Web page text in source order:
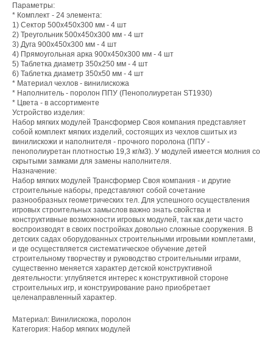
Параметры:
* Комплект - 24 элемента:
1) Сектор 500х450х300 мм - 4 шт
2) Треугольник 500х450х300 мм - 4 шт
3) Дуга 900х450х300 мм - 4 шт
4) Прямоугольная арка 900х450х300 мм - 4 шт
5) Таблетка диаметр 350х250 мм - 4 шт
6) Таблетка диаметр 350х50 мм - 4 шт
* Материал чехлов - винилискожа
* Наполнитель - поролон ППУ (Пенополиуретан ST1930)
* Цвета - в ассортименте
Устройство изделия:
Набор мягких модулей Трансформер Своя компания представляет
собой комплект мягких изделий, состоящих из чехлов сшитых из
винилискожи и наполнителя - прочного поролона (ППУ -
пенополиуретан плотностью 19,3 кг/м3). У модулей имеется молния со
скрытыми замками для замены наполнителя.
Назначение:
Набор мягких модулей Трансформер Своя компания - и другие
строительные наборы, представляют собой сочетание
разнообразных геометрических тел. Для успешного осуществления
игровых строительных замыслов важно знать свойства и
конструктивные возможности игровых модулей, так как дети часто
воспроизводят в своих постройках довольно сложные сооружения. В
детских садах оборудованных строительными игровыми комплетами,
и где осуществляется систематическое обучение детей
строительному творчеству и руководство строительными играми,
существенно меняется характер детской конструктивной
деятельности: углубляется интерес к конструктивной стороне
строительных игр, и конструирование рано приобретает
целенаправленный характер.
Материал: Винилискожа, поролон
Категория: Набор мягких модулей